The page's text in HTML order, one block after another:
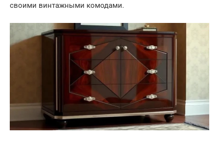
своими винтажными комодами.